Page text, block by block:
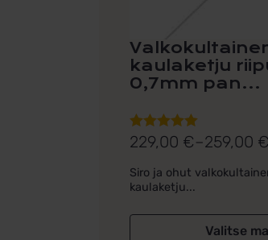
kaulaketju
0,7mm pan...
Arvostelu
5.00 / 5
229,00 €–259,00 €
Hintaluokka:
229,00 €
-
259,00 €
Siro ja ohut
kaulaketju...
Valitse